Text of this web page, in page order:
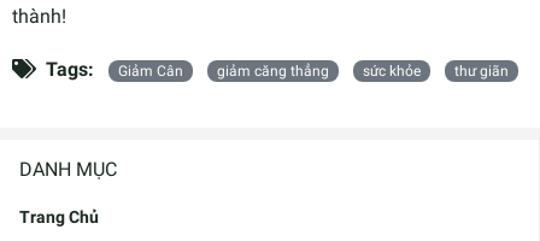
DANH MỤC
Trang Chủ
thành!
Tags: Giảm Cân giảm căng thẳng sức khỏe thư giãn